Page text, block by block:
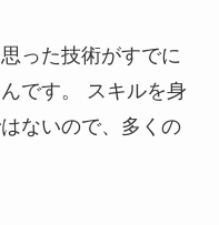
った技術がすでに
です。 スキルを身
ないので、多くの